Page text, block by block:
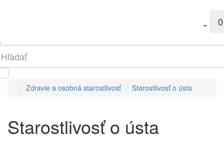
0
Zdravie a osobná starostlivosť Starostlivosť o ústa
Starostlivosť o ústa